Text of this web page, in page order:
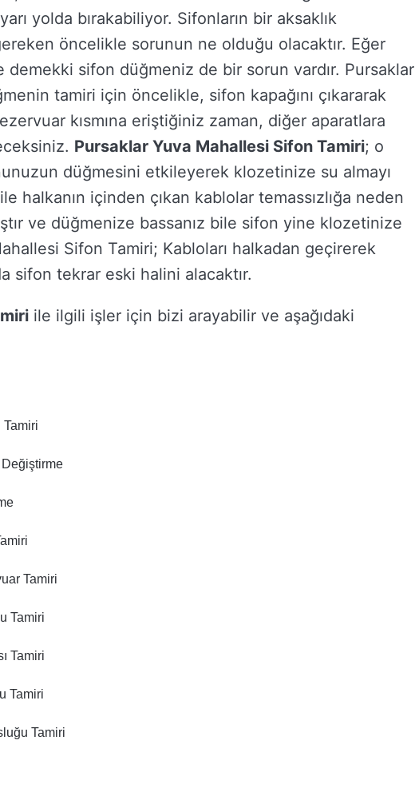
yolda bırakabiliyor. Sifonların bir aksaklık
öncelikle sorunun ne olduğu olacaktır. Eğer
sifon düğmeniz de bir sorun vardır. Pursaklar
tamiri için öncelikle, sifon kapağını çıkararak
kısmına eriştiğiniz zaman, diğer aparatlara
Pursaklar Yuva Mahallesi Sifon Tamiri; o
düğmesini etkileyerek klozetinize su almayı
halkanın içinden çıkan kablolar temassızlığa neden
ve düğmenize bassanız bile sifon yine klozetinize
Sifon Tamiri; Kabloları halkadan geçirerek
sifon tekrar eski halini alacaktır.
ile ilgili işler için bizi arayabilir ve aşağıdaki
Değiştirme
Tamiri
Tamiri
Tamiri
Tamiri
Tamiri